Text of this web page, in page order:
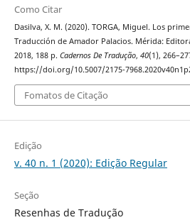
Como Citar
Dasilva, X. M. (2020). TORGA, Miguel. Los
Traducción de Amador Palacios. Mérida:
2018, 188 p. Cadernos De Tradução, 40(1),
https://doi.org/10.5007/2175-
Fomatos de Citação
Edição
v. 40 n. 1 (2020): Edição Regular
Seção
Resenhas de Tradução